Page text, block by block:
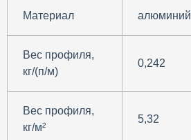
Материал алюминий
Вес профиля,
кг/(п/м)
0,242
Вес профиля,
кг/м²
5,32